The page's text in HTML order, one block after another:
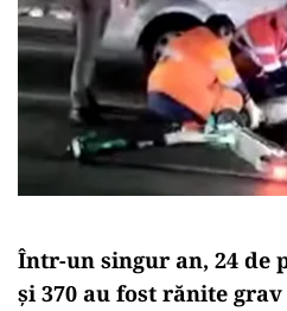
Într-un singur an, 24 de
și 370 au fost rănite